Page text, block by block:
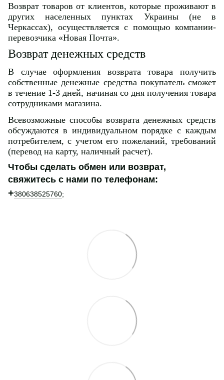
Возврат товаров от клиентов, которые проживают в
других населенных пунктах Украины (не в
Черкассах), осуществляется с помощью компании-
перевозчика «Новая Почта».
Возврат денежных средств
В случае оформления возврата товара получить
собственные денежные средства покупатель сможет
в течение 1-3 дней, начиная со дня получения товара
сотрудниками магазина.
Всевозможные способы возврата денежных средств
обсуждаются в индивидуальном порядке с каждым
потребителем, с учетом его пожеланий, требований
(перевод на карту, наличный расчет).
Чтобы сделать обмен или возврат,
свяжитесь с нами по телефонам:
+380638525760;